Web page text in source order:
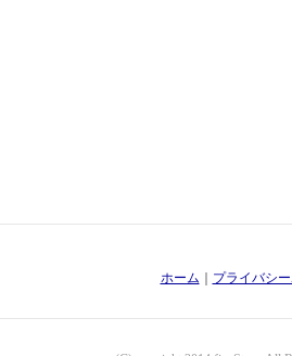
ホーム プライバシ